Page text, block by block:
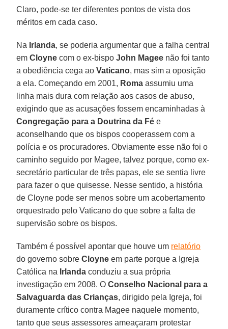
Claro, pode-se ter diferentes pontos de vista dos
méritos em cada caso.
Na Irlanda, se poderia argumentar que a falha central
emCloyne com o ex-bispoJohn Magee não foi tanto
a obediência cega aoVaticano, mas sim a oposição
a ela. Começando em 2001, Roma assumiu uma
linha mais dura com relação aos casos de abuso,
exigindo que as acusações fossem encaminhadas à
Congregação para a Doutrina da Fé e
aconselhando que os bispos cooperassem com a
polícia e os procuradores. Obviamente esse não foi o
caminho seguido por Magee, talvez porque, como ex-
secretário particular de três papas, ele se sentia livre
para fazer o que quisesse. Nesse sentido, a história
de Cloyne pode ser menos sobre um acobertamento
orquestrado pelo Vaticano do que sobre a falta de
supervisão sobre os bispos.
Também é possível apontar que houve um relatório
do governo sobreCloyne em parte porque a Igreja
Católica na Irlanda conduziu a sua própria
investigação em 2008. OConselho Nacional para a
Salvaguarda das Crianças, dirigido pela Igreja, foi
duramente crítico contra Magee naquele momento,
tanto que seus assessores ameaçaram protestar